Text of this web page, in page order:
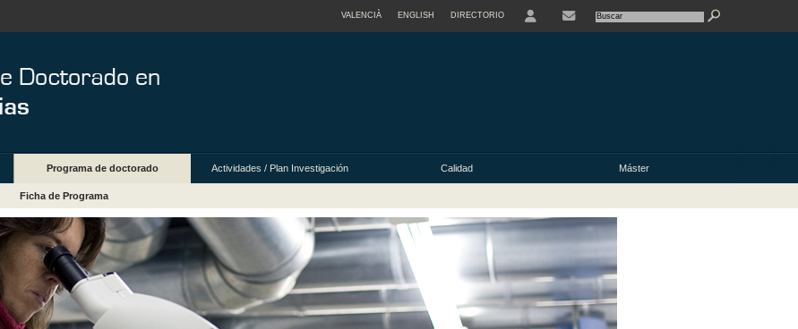
VALENCIÀ ENGLISH DIRECTORIO
Programa de doctorado Actividades / Plan Investigación Calidad Máster
Ficha de Programa